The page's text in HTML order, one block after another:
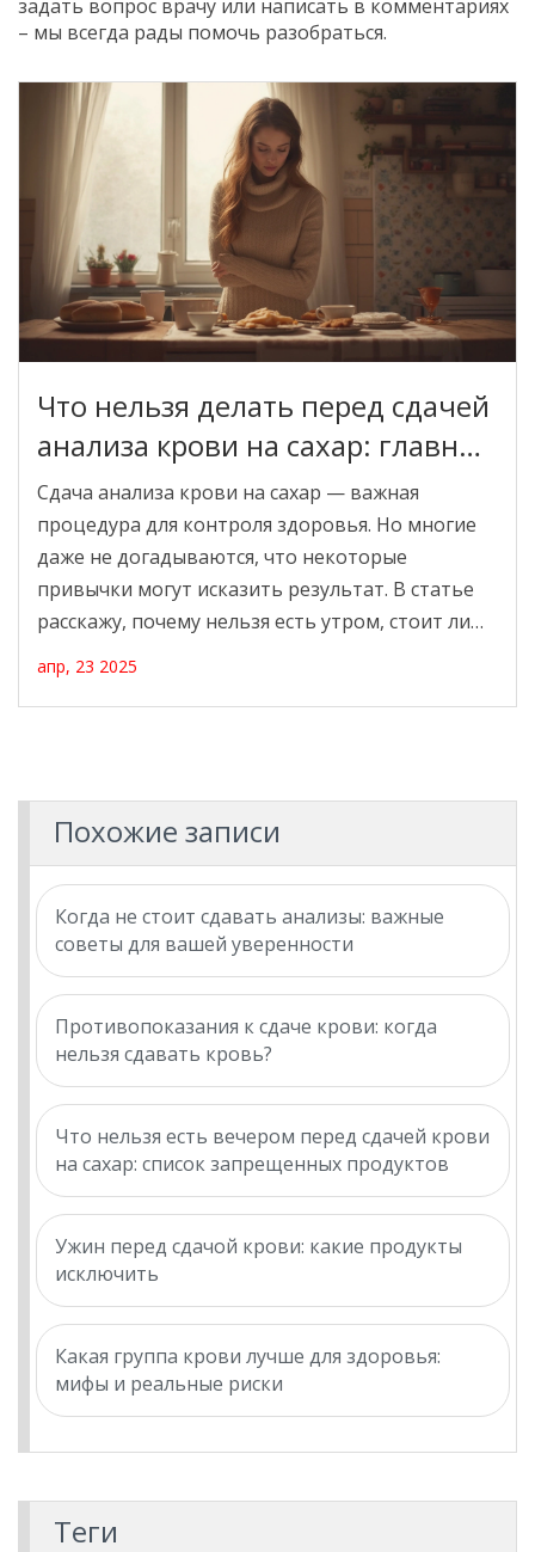
задать вопрос врачу или написать в комментариях
– мы всегда рады помочь разобраться.
Что нельзя делать перед сдачей
анализа крови на сахар: главные
ошибки
Сдача анализа крови на сахар — важная
процедура для контроля здоровья. Но многие
даже не догадываются, что некоторые
привычки могут исказить результат. В статье
расскажу, почему нельзя есть утром, стоит ли
перед анализом. Узнаешь лайфхаки для
апр, 23 2025
Похожие записи
Когда не стоит сдавать анализы: важные
советы для вашей уверенности
Противопоказания к сдаче крови: когда
нельзя сдавать кровь?
Что нельзя есть вечером перед сдачей крови
на сахар: список запрещенных продуктов
Ужин перед сдачой крови: какие продукты
исключить
Какая группа крови лучше для здоровья:
мифы и реальные риски
Теги